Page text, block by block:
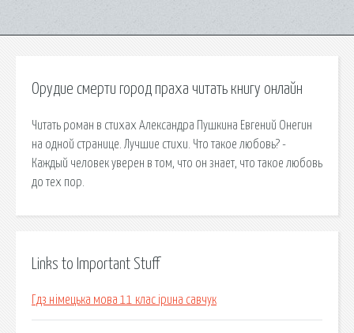
Орудие смерти город праха читать книгу онлайн
Читать роман в стихах Александра Пушкина Евгений Онегин
на одной странице. Лучшие стихи. Что такое любовь? -
Каждый человек уверен в том, что он знает, что такое любовь
до тех пор.
Links to Important Stuff
Гдз німецька мова 11 клас ірина савчук